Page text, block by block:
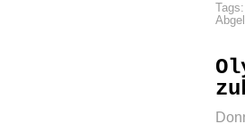
Tags: